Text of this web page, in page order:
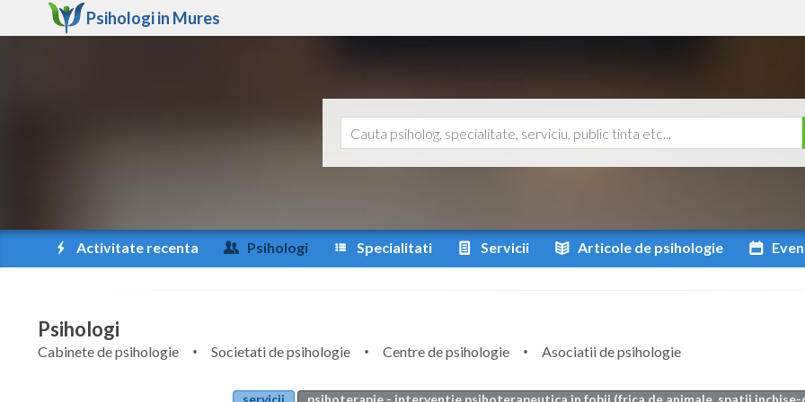
Psihologi in Mures
Activitate recenta Psihologi Specialitati Servicii Articole de psihologie
Psihologi
Cabinete de psihologie Societati de psihologie Centre de psihologie
Asociatii de psihologie
servicii
psihoterapie - interventie psihoterapeutica in fobii (frica de animale, spatii inchise-